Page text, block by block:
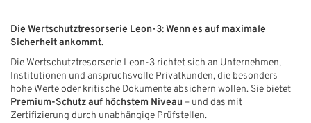
Die Wertschutztresorserie Leon-3: Wenn es auf maximale
Sicherheit ankommt.
Die Wertschutztresorserie Leon-3 richtet sich an Unternehmen,
Institutionen und anspruchsvolle Privatkunden, die besonders
hohe Werte oder kritische Dokumente absichern wollen. Sie bietet
Premium-Schutz auf höchstem Niveau – und das mit
Zertifizierung durch unabhängige Prüfstellen.